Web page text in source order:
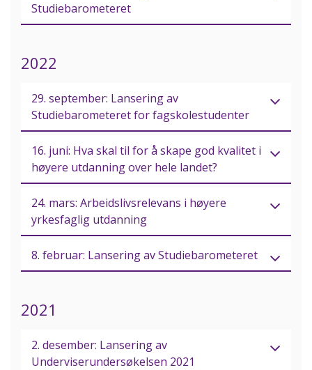
Studiebarometeret
2022
29. september: Lansering av
Studiebarometeret for fagskolestudenter
16. juni: Hva skal til for å skape god kvalitet i
høyere utdanning over hele landet?
24. mars: Arbeidslivsrelevans i høyere
yrkesfaglig utdanning
8. februar: Lansering av Studiebarometeret
2021
2. desember: Lansering av
Underviserundersøkelsen 2021